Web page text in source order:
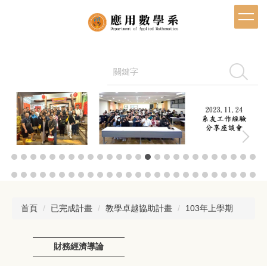
搜尋
首頁 已完成計畫 教學卓越協助計畫 103年上學期
財務經濟導論